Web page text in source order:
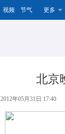
视频 节气 更多
北京
2012年05月31日 17:40